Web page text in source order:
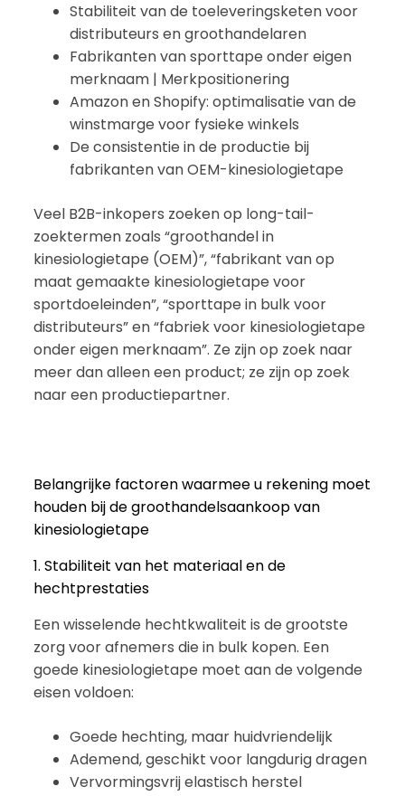
Stabiliteit van de toeleveringsketen voor
distributeurs en groothandelaren
Fabrikanten van sporttape onder eigen
merknaam | Merkpositionering
Amazon en Shopify: optimalisatie van de
winstmarge voor fysieke winkels
De consistentie in de productie bij
fabrikanten van OEM-kinesiologietape
Veel B2B-inkopers zoeken op long-tail-
zoektermen zoals “groothandel in
kinesiologietape (OEM)”, “fabrikant van op
maat gemaakte kinesiologietape voor
sportdoeleinden”, “sporttape in bulk voor
distributeurs” en “fabriek voor kinesiologietape
onder eigen merknaam”. Ze zijn op zoek naar
meer dan alleen een product; ze zijn op zoek
naar een productiepartner.
Belangrijke factoren waarmee u rekening moet
houden bij de groothandelsaankoop van
kinesiologietape
1. Stabiliteit van het materiaal en de
hechtprestaties
Een wisselende hechtkwaliteit is de grootste
zorg voor afnemers die in bulk kopen. Een
goede kinesiologietape moet aan de volgende
eisen voldoen:
Goede hechting, maar huidvriendelijk
Ademend, geschikt voor langdurig dragen
Vervormingsvrij elastisch herstel